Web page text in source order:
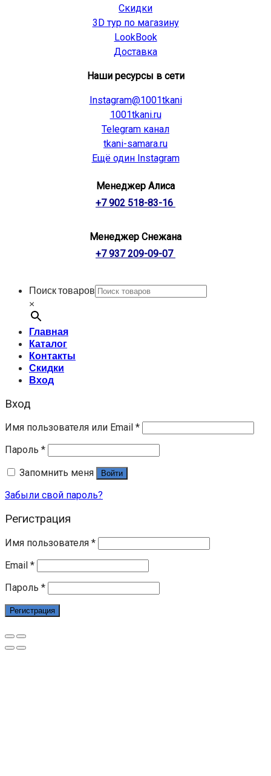
Скидки
3D тур по магазину
LookBook
Доставка
Наши ресурсы в сети
Instagram@1001tkani
1001tkani.ru
Telegram канал
tkani-samara.ru
Ещё один Instagram
Менеджер Алиса
+7 902 518-83-16
Менеджер Снежана
+7 937 209-09-07
Поиск товаров
×
Главная
Каталог
Контакты
Скидки
Вход
Вход
Имя пользователя или Email *
Пароль *
Запомнить меня
Войти
Забыли свой пароль?
Регистрация
Имя пользователя *
Email *
Пароль *
Регистрация